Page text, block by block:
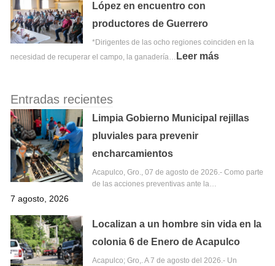
López en encuentro con
productores de Guerrero
*Dirigentes de las ocho regiones coinciden en la
necesidad de recuperar el campo, la ganadería…
Leer más
Entradas recientes
Limpia Gobierno Municipal rejillas
pluviales para prevenir
encharcamientos
Acapulco, Gro., 07 de agosto de 2026.- Como parte
de las acciones preventivas ante la…
7 agosto, 2026
Localizan a un hombre sin vida en la
colonia 6 de Enero de Acapulco
Acapulco; Gro,. A 7 de agosto del 2026.- Un